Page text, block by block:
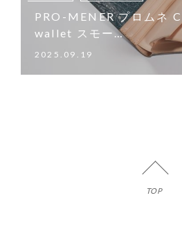
PRO-MENER プロムネ
wallet スモー…
2025.09.19
TOP